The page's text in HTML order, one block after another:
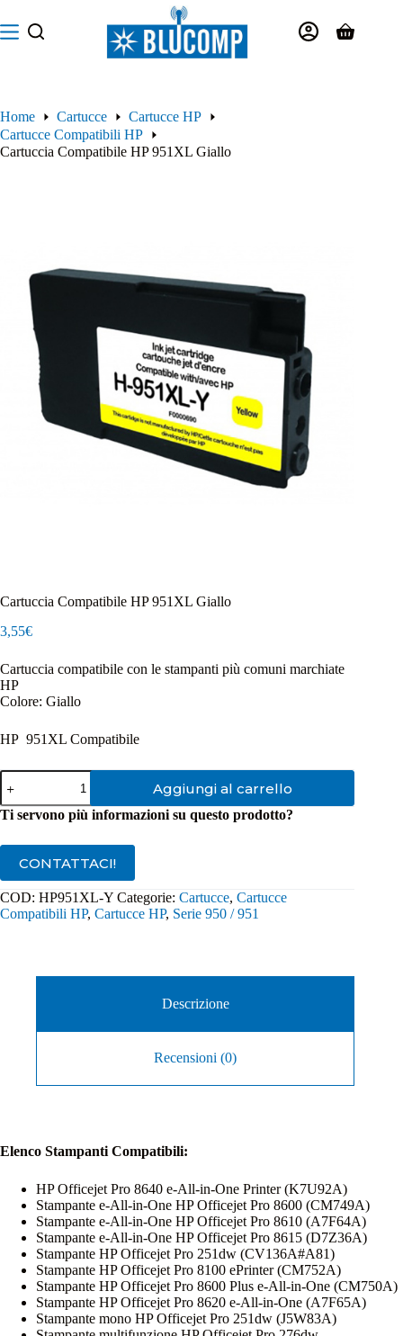
al
contenuto
Carrello
Home Cartucce
Cartucce HP
Cartucce Compatibili HP
Cartuccia Compatibile HP 951XL Giallo
Cartuccia Compatibile HP 951XL Giallo
3,55€
Cartuccia compatibile con le stampanti più comuni marchiate
HP
Colore: Giallo
HP 951XL Compatibile
Cartuccia
Compatibile
HP
951XL
Aggiungi al carrello
Ti servono più informazioni su questo prodotto?
CONTATTACI!
COD: HP951XL-Y Categorie: Cartucce, Cartucce
Compatibili HP, Cartucce HP, Serie 950 / 951
Descrizione
Recensioni (0)
Elenco Stampanti Compatibili:
HP Officejet Pro 8640 e-All-in-One Printer (K7U92A)
Stampante e-All-in-One HP Officejet Pro 8600 (CM749A)
Stampante e-All-in-One HP Officejet Pro 8610 (A7F64A)
Stampante e-All-in-One HP Officejet Pro 8615 (D7Z36A)
Stampante HP Officejet Pro 251dw (CV136A#A81)
Stampante HP Officejet Pro 8100 ePrinter (CM752A)
Stampante HP Officejet Pro 8600 Plus e-All-in-One (CM750A)
Stampante HP Officejet Pro 8620 e-All-in-One (A7F65A)
Stampante mono HP Officejet Pro 251dw (J5W83A)